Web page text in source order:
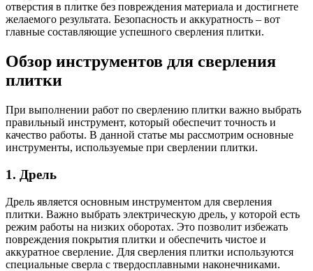
отверстия в плитке без повреждения материала и достигнете
желаемого результата. Безопасность и аккуратность – вот
главные составляющие успешного сверления плитки.
Обзор инструментов для сверления
плитки
При выполнении работ по сверлению плитки важно выбрать
правильный инструмент, который обеспечит точность и
качество работы. В данной статье мы рассмотрим основные
инструменты, используемые при сверлении плитки.
1. Дрель
Дрель является основным инструментом для сверления
плитки. Важно выбрать электрическую дрель, у которой есть
режим работы на низких оборотах. Это позволит избежать
повреждения покрытия плитки и обеспечить чистое и
аккуратное сверление. Для сверления плитки используются
специальные сверла с твердосплавными наконечниками.